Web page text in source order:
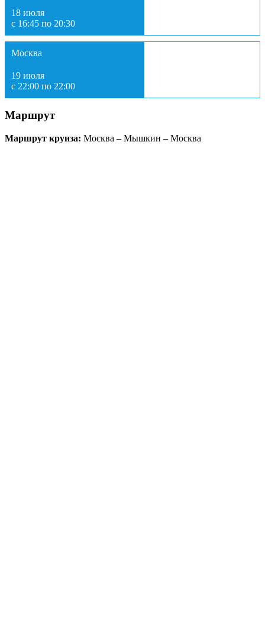
18 июля
с 16:45 по 20:30
Москва
19 июля
с 22:00 по 22:00
Маршрут
Маршрут круиза: Москва – Мышкин – Москва